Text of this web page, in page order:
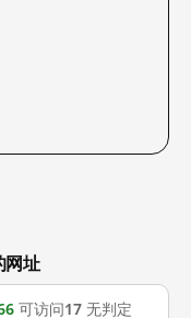
址
可访问17 无判定